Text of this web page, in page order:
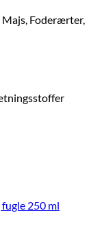
Majs, Foderærter,